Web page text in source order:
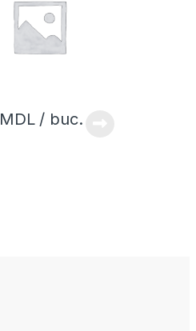
MDL/ buc.